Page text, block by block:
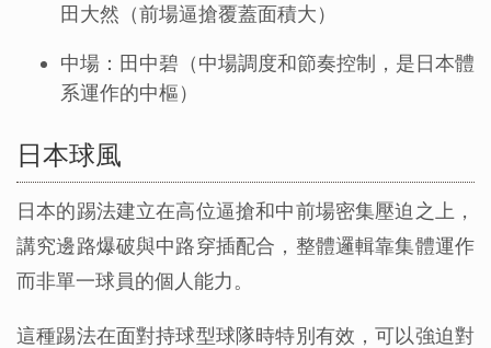
田大然（前場逼搶覆蓋面積大）
中場：田中碧（中場調度和節奏控制，是日本體
系運作的中樞）
日本球風
日本的踢法建立在高位逼搶和中前場密集壓迫之上，
講究邊路爆破與中路穿插配合，整體邏輯靠集體運作
而非單一球員的個人能力。
這種踢法在面對持球型球隊時特別有效，可以強迫對